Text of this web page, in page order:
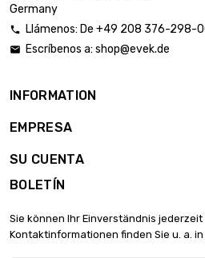
Germany
 Llámenos: De +49 208 376-298-
 Escríbenos a: shop@evek.de
INFORMATION
EMPRESA
SU CUENTA
BOLETÍN
Sie können Ihr Einverständnis
Kontaktinformationen finden Sie u. a.